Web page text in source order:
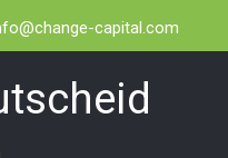
capital.com